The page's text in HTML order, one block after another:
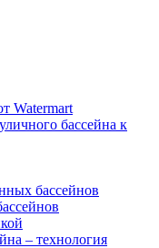
Watermart
бассейна к
бассейнов
– технология